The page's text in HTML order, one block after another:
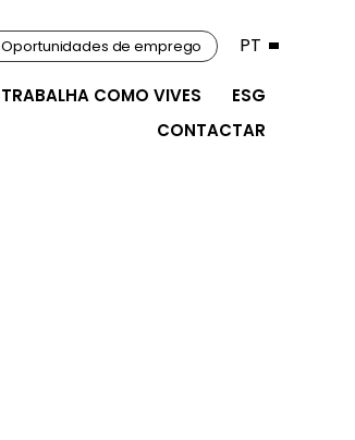
TRABALHA COMO VIVES
ESG
CONTACTAR
Oportunidades de emprego PT